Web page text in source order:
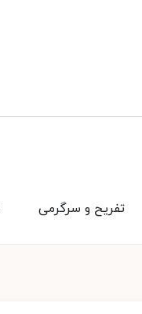
تفریح و سرگرمی